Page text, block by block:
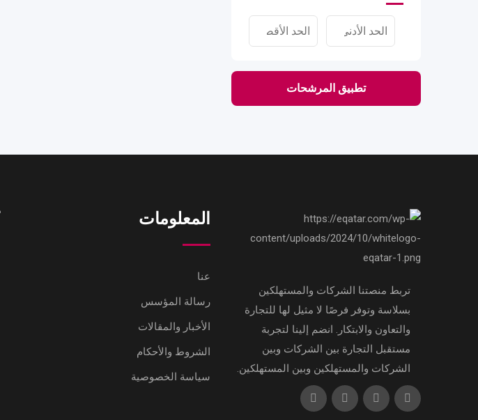
تطبيق المرشحات
تربط منصتنا الشركات والمستهلكين
بسلاسة وتوفر فرصًا لا مثيل لها للتجارة
والتعاون والابتكار. انضم إلينا لتجربة
مستقبل التجارة بين الشركات وبين
الشركات والمستهلكين وبين المستهلكين.
المعلومات
عنا
رسالة المؤسس
الأخبار والمقالات
الشروط والأحكام
سياسة الخصوصية